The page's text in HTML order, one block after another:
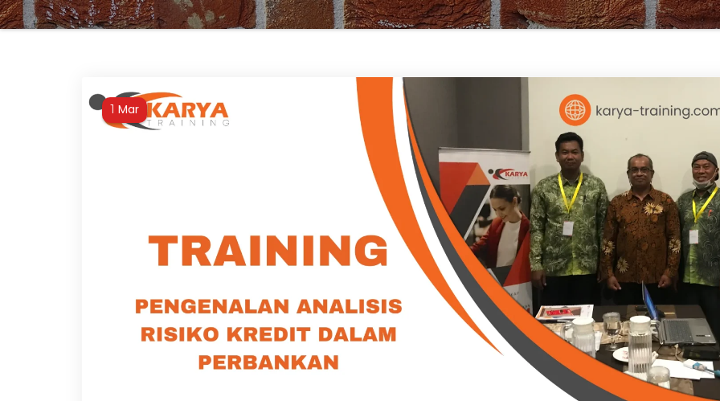
1 Mar